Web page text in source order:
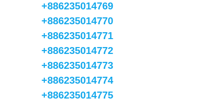
+886235014769
+886235014770
+886235014771
+886235014772
+886235014773
+886235014774
+886235014775